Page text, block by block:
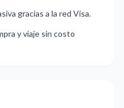
gracias a la red Visa.
y viaje sin costo